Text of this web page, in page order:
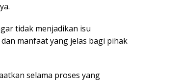
tidak menjadikan isu
manfaat yang jelas bagi pihak
selama proses yang